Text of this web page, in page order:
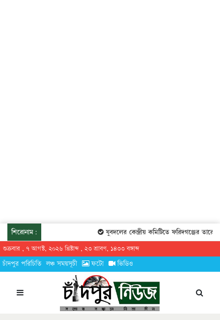
শিরোনাম: যুবদলের কেন্দ্রীয় কমিটিতে ফরিদগঞ্জের তারেকুর
শুক্রবার , ৭ আগস্ট, ২০২৬ খ্রিষ্টাব্দ , ২৩ শ্রাবণ, ১৪৩৩ বঙ্গাব্দ
চাঁদপুর পরিচিতি লঞ্চ সময়সূচী ফটো ভিডিও